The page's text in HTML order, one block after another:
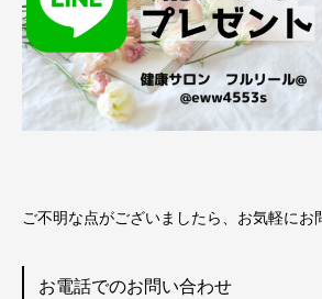
ご不明な点がございましたら、お気軽にお
お電話でのお問い合わせ